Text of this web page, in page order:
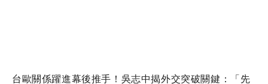
台歐關係躍進幕後推手！吳志中揭外交突破關鍵：「先